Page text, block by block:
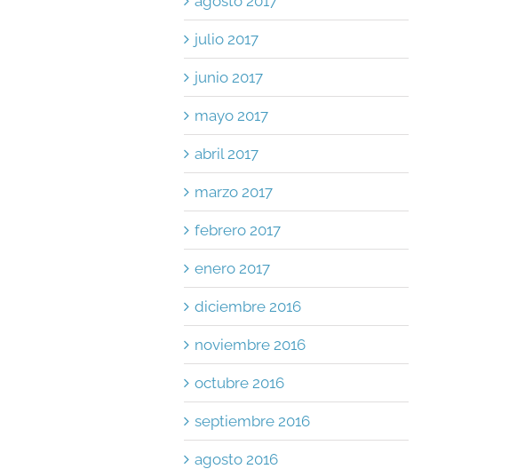
julio 2017
junio 2017
mayo 2017
abril 2017
marzo 2017
febrero 2017
enero 2017
diciembre 2016
noviembre 2016
octubre 2016
septiembre 2016
agosto 2016